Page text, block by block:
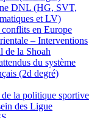
DNL (HG, SVT,
et LV)
en Europe
– Interventions
de la Shoah
du système
(2d degré)
la politique sportive
des Ligue